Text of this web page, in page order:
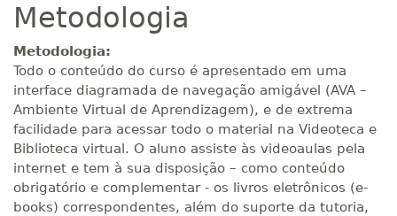
Metodologia
Metodologia:
Todo o conteúdo do curso é apresentado em uma
interface diagramada de navegação amigável (AVA –
Ambiente Virtual de Aprendizagem), e de extrema
facilidade para acessar todo o material na Videoteca e
Biblioteca virtual. O aluno assiste às videoaulas pela
internet e tem à sua disposição – como conteúdo
obrigatório e complementar - os livros eletrônicos (e-
books) correspondentes, além do suporte da tutoria,